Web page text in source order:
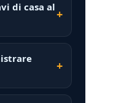
di casa al